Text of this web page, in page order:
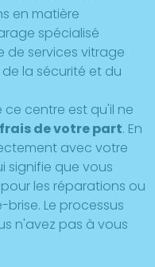
en matière
spécialisé
services vitrage
la sécurité et du
centre est qu'il ne
de votre part. En
avec votre
signifie que vous
les réparations ou
Le processus
n'avez pas à vous